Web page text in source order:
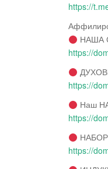
https://
НАША
https://
https://
Наш
https://
НАБОР
https://